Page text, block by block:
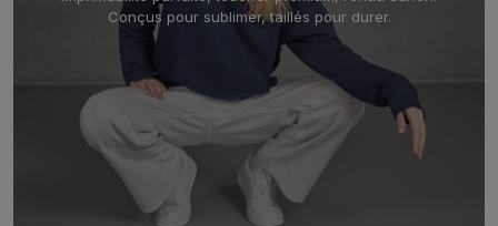
Conçus pour sublimer, taillés pour durer.